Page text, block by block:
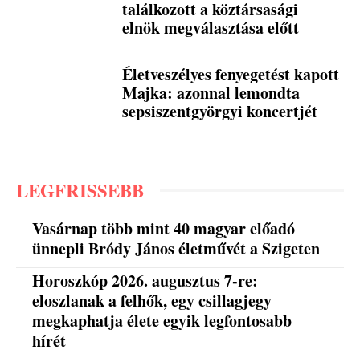
találkozott a köztársasági
elnök megválasztása előtt
Életveszélyes fenyegetést kapott
Majka: azonnal lemondta
sepsiszentgyörgyi koncertjét
LEGFRISSEBB
Vasárnap több mint 40 magyar előadó
ünnepli Bródy János életművét a Szigeten
Horoszkóp 2026. augusztus 7-re:
eloszlanak a felhők, egy csillagjegy
megkaphatja élete egyik legfontosabb
hírét